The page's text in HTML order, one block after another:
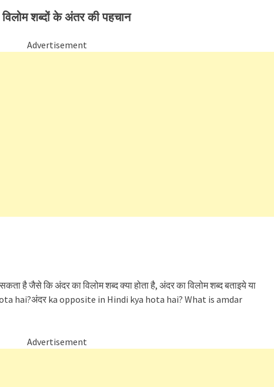
विलोम शब्दों के अंतर की पहचान
Advertisement
है जैसे कि अंदर का विलोम शब्द क्या होता है, अंदर का विलोम शब्द बताइये या
hai?अंदर ka opposite in Hindi kya hota hai? What is amdar
Advertisement